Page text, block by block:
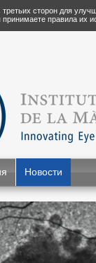
сторон для
правила их
Новости